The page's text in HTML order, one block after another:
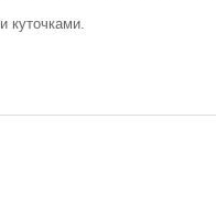
куточками.